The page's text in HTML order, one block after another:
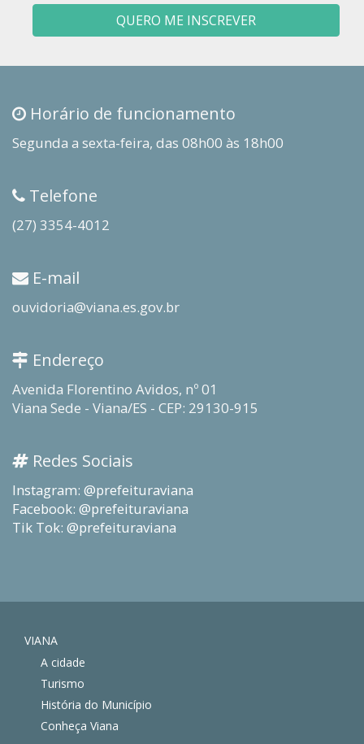
QUERO ME INSCREVER
Horário de funcionamento
Segunda a sexta-feira, das 08h00 às 18h00
Telefone
(27) 3354-4012
E-mail
ouvidoria@viana.es.gov.br
Endereço
Avenida Florentino Avidos, nº 01
Viana Sede - Viana/ES - CEP: 29130-915
Redes Sociais
Instagram: @prefeituraviana
Facebook: @prefeituraviana
Tik Tok: @prefeituraviana
VIANA
A cidade
Turismo
História do Município
Conheça Viana